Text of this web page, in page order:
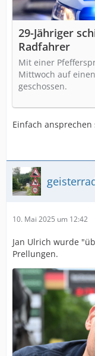
29-Jähriger
Radfahrer
Mit einer
Mittwoch auf
geschossen.
Einfach ansprechen
10. Mai 2025 um 12:42
Jan Ulrich wurde
Prellungen.